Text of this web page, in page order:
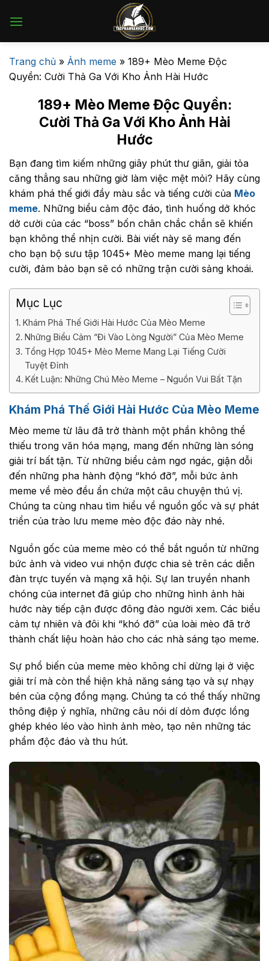
qua
Trang chủ » Ảnh meme » 189+ Mèo Meme Độc
Quyền: Cười Thả Ga Với Kho Ảnh Hài Hước
189+ Mèo Meme Độc Quyền:
Cười Thả Ga Với Kho Ảnh Hài
Hước
Bạn đang tìm kiếm những giây phút thư giãn, giải tỏa
căng thẳng sau những giờ làm việc mệt mỏi? Hãy cùng
khám phá thế giới đầy màu sắc và tiếng cười của Mèo
meme. Những biểu cảm độc đáo, tình huống dở khóc
dở cười của các “boss” bốn chân chắc chắn sẽ khiến
bạn không thể nhịn cười. Bài viết này sẽ mang đến
cho bạn bộ sưu tập 1045+ Mèo meme mang lại tiếng
cười, đảm bảo bạn sẽ có những trận cười sảng khoái.
Mục Lục
Khám Phá Thế Giới Hài Hước Của Mèo Meme
Những Biểu Cảm “Đi Vào Lòng Người” Của Mèo Meme
Tổng Hợp 1045+ Mèo Meme Mang Lại Tiếng Cười
Tuyệt Đỉnh
Kết Luận: Những Chú Mèo Meme – Nguồn Vui Bất Tận
Khám Phá Thế Giới Hài Hước Của Mèo Meme
Mèo meme từ lâu đã trở thành một phần không thể
thiếu trong văn hóa mạng, mang đến những làn sóng
giải trí bất tận. Từ những biểu cảm ngơ ngác, giận dỗi
đến những pha hành động “khó đỡ”, mỗi bức ảnh
meme về mèo đều ẩn chứa một câu chuyện thú vị.
Chúng ta cùng nhau tìm hiểu về nguồn gốc và sự phát
triển của trào lưu meme mèo độc đáo này nhé.
Nguồn gốc của meme mèo có thể bắt nguồn từ những
bức ảnh và video vui nhộn được chia sẻ trên các diễn
đàn trực tuyến và mạng xã hội. Sự lan truyền nhanh
chóng của internet đã giúp cho những hình ảnh hài
hước này tiếp cận được đông đảo người xem. Các biểu
cảm tự nhiên và đôi khi “khó đỡ” của loài mèo đã trở
thành chất liệu hoàn hảo cho các nhà sáng tạo meme.
Sự phổ biến của meme mèo không chỉ dừng lại ở việc
giải trí mà còn thể hiện khả năng sáng tạo và sự nhạy
bén của cộng đồng mạng. Chúng ta có thể thấy những
thông điệp ý nghĩa, những câu nói dí dỏm được lồng
ghép khéo léo vào hình ảnh mèo, tạo nên những tác
phẩm độc đáo và thu hút.